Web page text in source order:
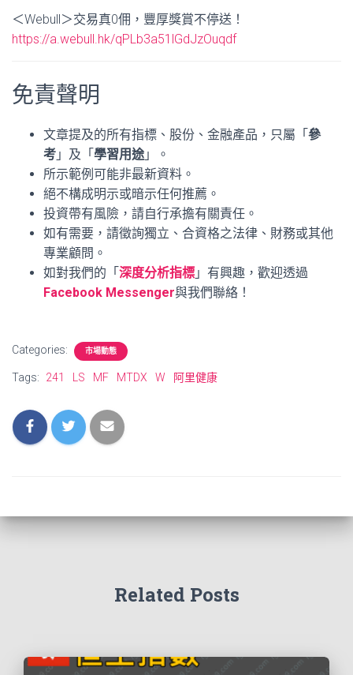
＜Webull＞交易真0佣，豐厚獎賞不停送！
https://a.webull.hk/qPLb3a51lGdJzOuqdf
免責聲明
文章提及的所有指標、股份、金融產品，只屬「 參
考 」及「 學習用途 」。
所示範例可能非最新資料。
絕不構成明示或暗示任何推薦。
投資帶有風險，請自行承擔有關責任。
如有需要，請徵詢獨立、合資格之法律、財務或其他
專業顧問。
如對我們的「 深度分析指標 」有興趣，歡迎透過
Facebook Messenger與我們聯絡！
Categories: 市場動態
Tags: 241 LS MF MTDX W 阿里健康
Related Posts